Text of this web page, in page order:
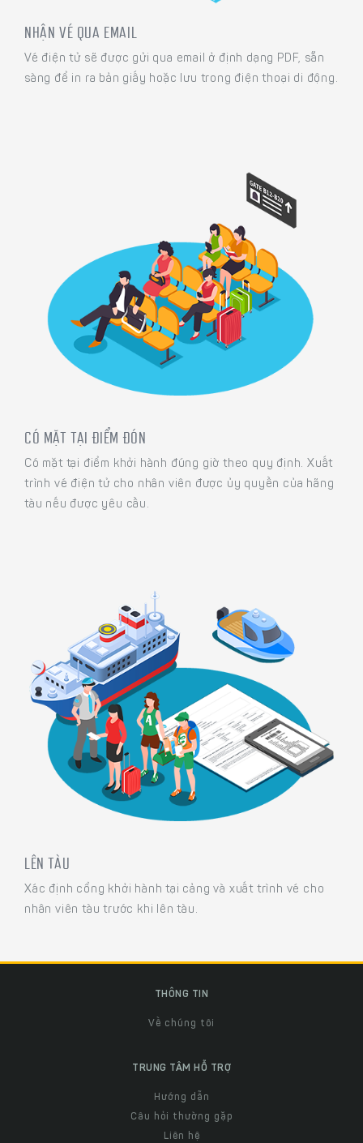
NHẬN VÉ QUA EMAIL
Vé điện tử sẽ được gửi qua email ở định dạng PDF, sẵn
sàng để in ra bản giấy hoặc lưu trong điện thoại di động.
CÓ MẶT TẠI ĐIỂM ĐÓN
Có mặt tại điểm khởi hành đúng giờ theo quy định. Xuất
trình vé điện tử cho nhân viên được ủy quyền của hãng
tàu nếu được yêu cầu.
LÊN TÀU
Xác định cổng khởi hành tại cảng và xuất trình vé cho
nhân viên tàu trước khi lên tàu.
THÔNG TIN
Về chúng tôi
TRUNG TÂM HỖ TRỢ
Hướng dẫn
Câu hỏi thường gặp
Liên hệ